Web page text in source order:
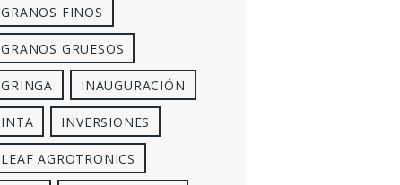
GRANOS FINOS
GRANOS GRUESOS
GRINGA INAUGURACIÓN
INTA INVERSIONES
LEAF AGROTRONICS